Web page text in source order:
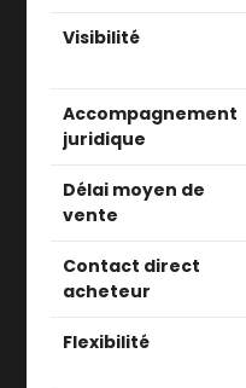
Visibilité
Accompagnement
juridique
Délai moyen de
vente
Contact direct
acheteur
Flexibilité